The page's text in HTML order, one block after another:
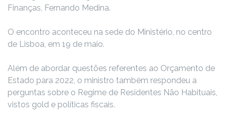
Finanças, Fernando Medina.
O encontro aconteceu na sede do Ministério, no centro
de Lisboa, em 19 de maio.
Além de abordar questões referentes ao Orçamento de
Estado para 2022, o ministro também respondeu a
perguntas sobre o Regime de Residentes Não Habituais,
vistos gold e políticas fiscais.